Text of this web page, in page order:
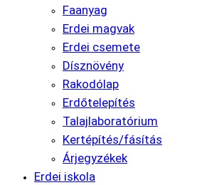
Faanyag
Erdei magvak
Erdei csemete
Dísznövény
Rakodólap
Erdőtelepítés
Talajlaboratórium
Kertépítés/fásítás
Árjegyzékek
Erdei iskola